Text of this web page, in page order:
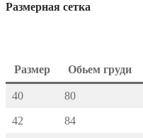
Размерная сетка
Размер Обьем груди
40 80
42 84